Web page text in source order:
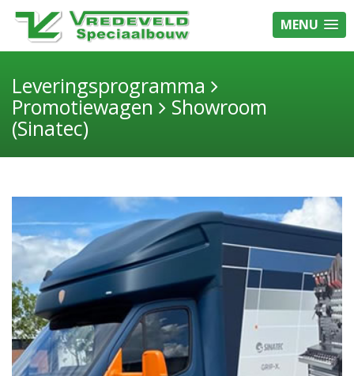
MENU
Leveringsprogramma
Promotiewagen Showroom
(Sinatec)